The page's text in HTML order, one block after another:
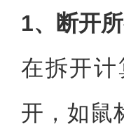
1、断开
在拆开
开，如鼠